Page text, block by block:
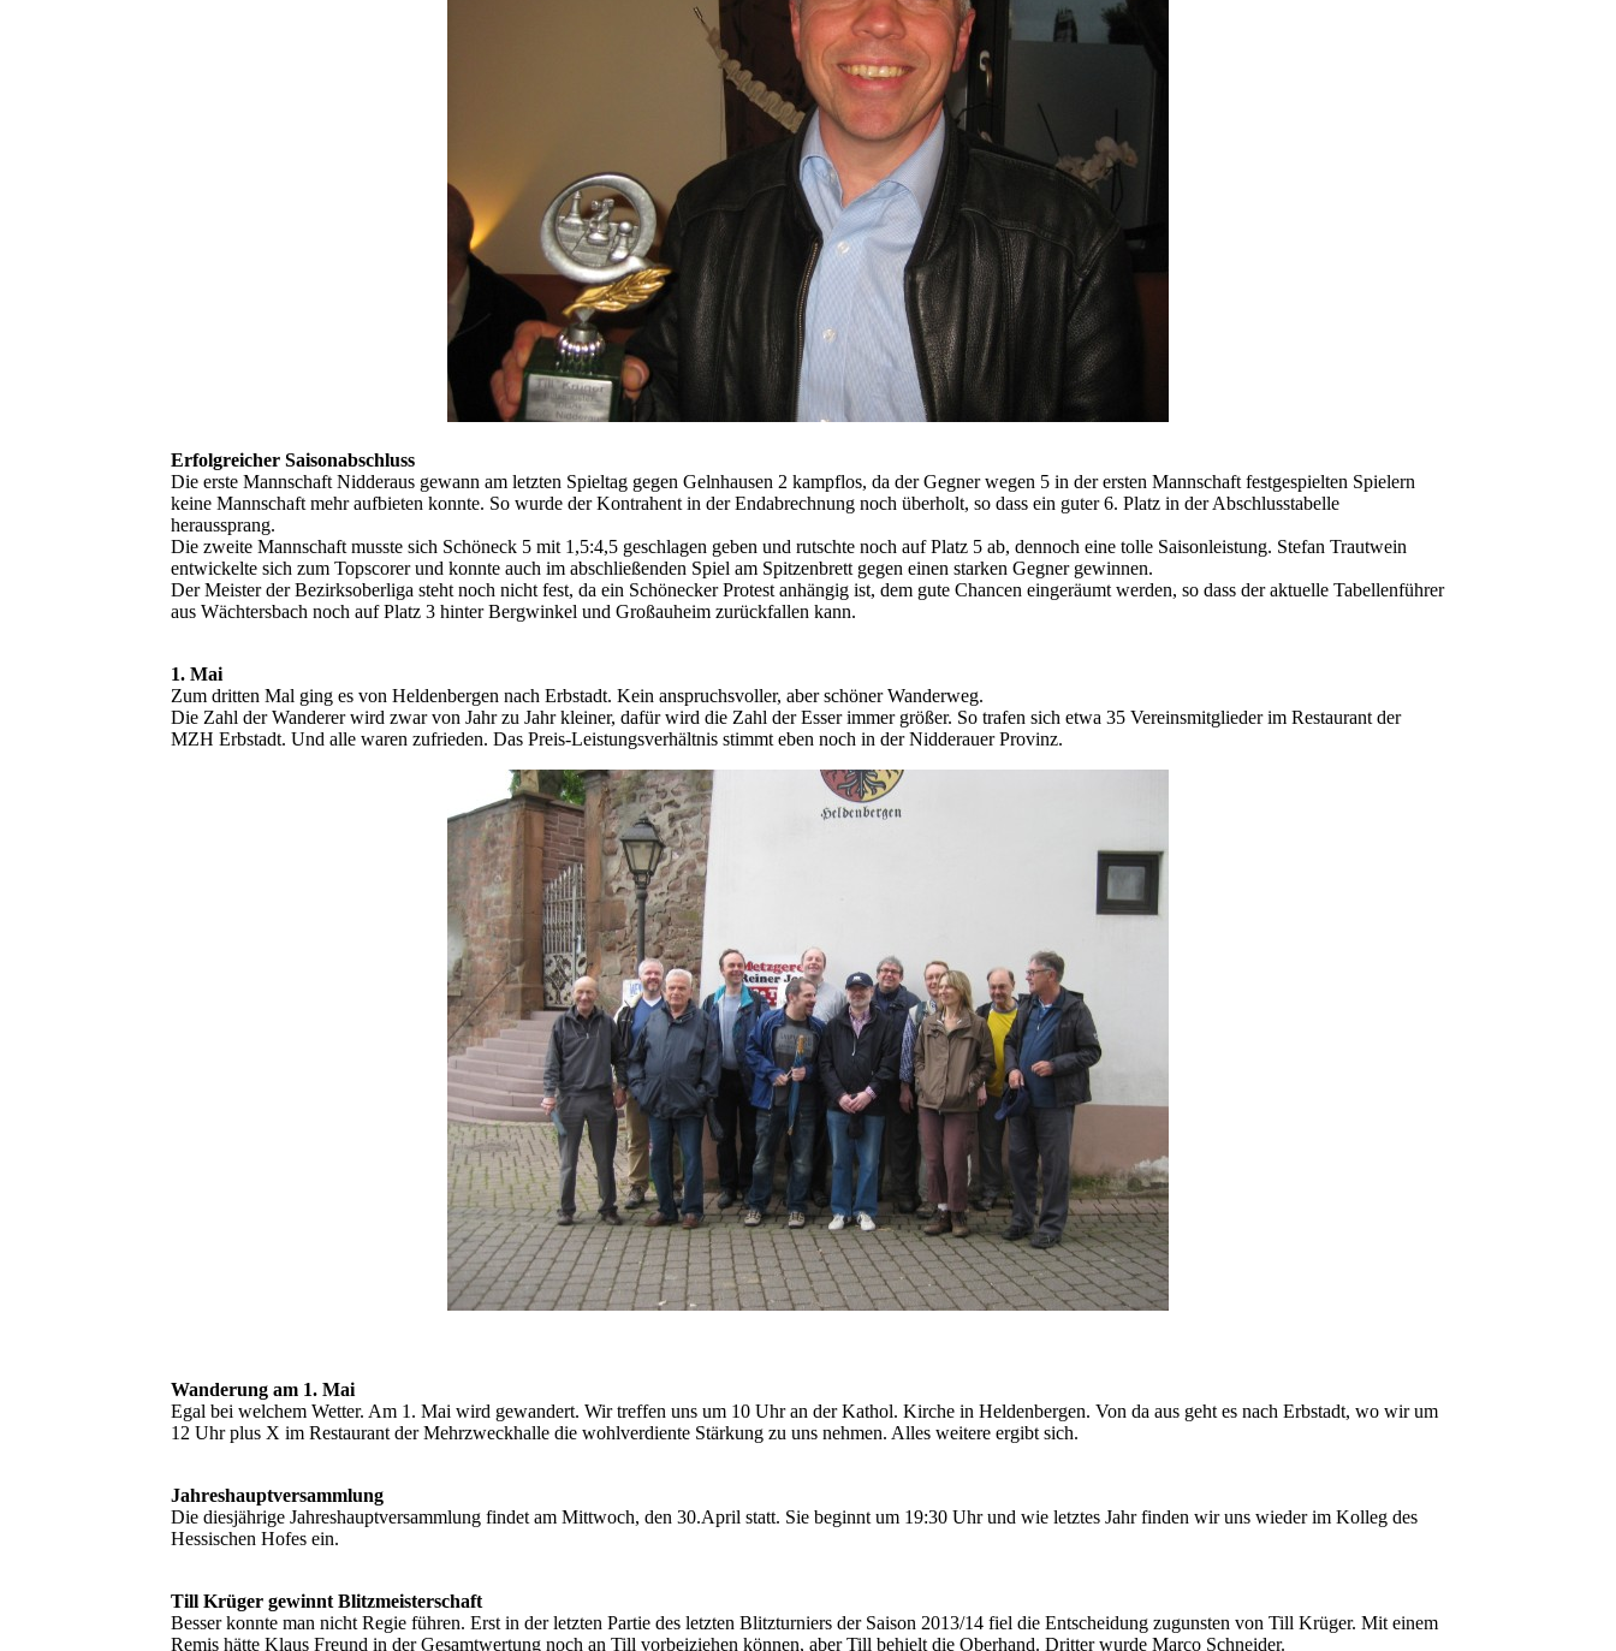
Erfolgreicher Saisonabschluss
Die erste Mannschaft Nidderaus gewann am letzten Spieltag gegen Gelnhausen 2 kampflos, da der Gegner wegen 5 in der ersten Mannschaft festgespielten Spielern
keine Mannschaft mehr aufbieten konnte. So wurde der Kontrahent in der Endabrechnung noch überholt, so dass ein guter 6. Platz in der Abschlusstabelle
heraussprang.
Die zweite Mannschaft musste sich Schöneck 5 mit 1,5:4,5 geschlagen geben und rutschte noch auf Platz 5 ab, dennoch eine tolle Saisonleistung. Stefan Trautwein
entwickelte sich zum Topscorer und konnte auch im abschließenden Spiel am Spitzenbrett gegen einen starken Gegner gewinnen.
Der Meister der Bezirksoberliga steht noch nicht fest, da ein Schönecker Protest anhängig ist, dem gute Chancen eingeräumt werden, so dass der aktuelle Tabellenführer
aus Wächtersbach noch auf Platz 3 hinter Bergwinkel und Großauheim zurückfallen kann.
1. Mai
Zum dritten Mal ging es von Heldenbergen nach Erbstadt. Kein anspruchsvoller, aber schöner Wanderweg.
Die Zahl der Wanderer wird zwar von Jahr zu Jahr kleiner, dafür wird die Zahl der Esser immer größer. So trafen sich etwa 35 Vereinsmitglieder im Restaurant der
MZH Erbstadt. Und alle waren zufrieden. Das Preis-Leistungsverhältnis stimmt eben noch in der Nidderauer Provinz.
Wanderung am 1. Mai
Egal bei welchem Wetter. Am 1. Mai wird gewandert. Wir treffen uns um 10 Uhr an der Kathol. Kirche in Heldenbergen. Von da aus geht es nach Erbstadt, wo wir um
12 Uhr plus X im Restaurant der Mehrzweckhalle die wohlverdiente Stärkung zu uns nehmen. Alles weitere ergibt sich.
Jahreshauptversammlung
Die diesjährige Jahreshauptversammlung findet am Mittwoch, den 30.April statt. Sie beginnt um 19:30 Uhr und wie letztes Jahr finden wir uns wieder im Kolleg des
Hessischen Hofes ein.
Till Krüger gewinnt Blitzmeisterschaft
Besser konnte man nicht Regie führen. Erst in der letzten Partie des letzten Blitzturniers der Saison 2013/14 fiel die Entscheidung zugunsten von Till Krüger. Mit einem
Remis hätte Klaus Freund in der Gesamtwertung noch an Till vorbeiziehen können, aber Till behielt die Oberhand. Dritter wurde Marco Schneider.